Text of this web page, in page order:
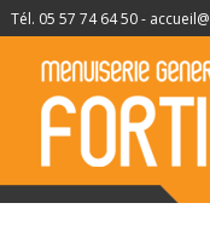
Tél. 05 57 74 64 50 -